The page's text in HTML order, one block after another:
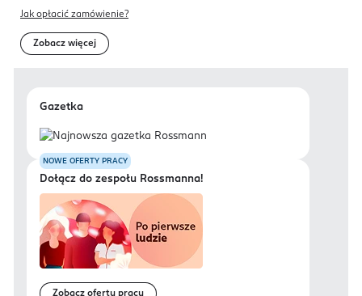
Jak opłacić zamówienie?
Zobacz więcej
Gazetka
NOWE OFERTY PRACY
Dołącz do zespołu Rossmanna!
Zobacz oferty pracy